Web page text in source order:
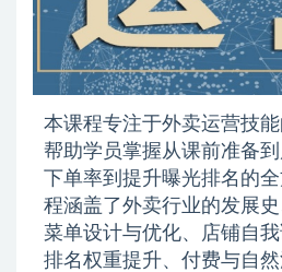
本课程专注于外卖运营技
帮助学员掌握从课前准备
下单率到提升曝光排名的
程涵盖了外卖行业的发展史
菜单设计与优化、店铺自我
排名权重提升、付费与自